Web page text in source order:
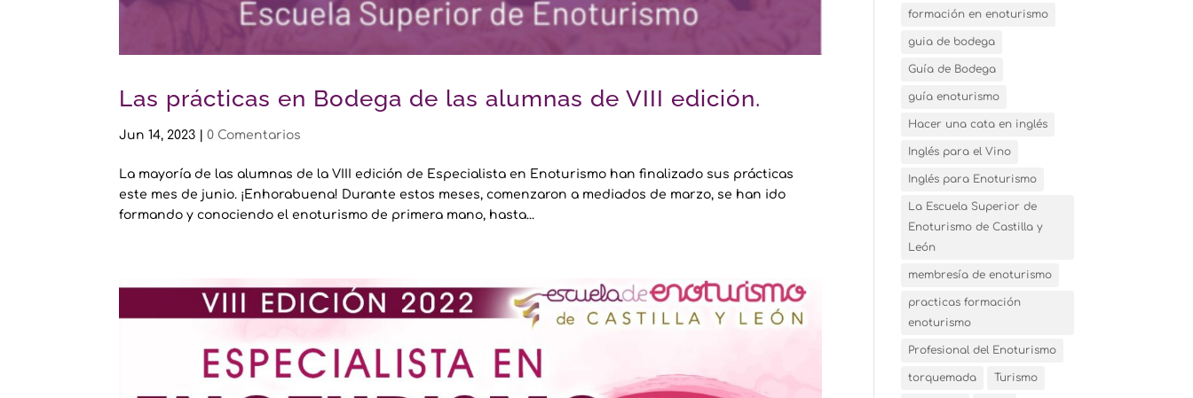
Las prácticas en Bodega de las alumnas de VIII edición.
Jun 14, 2023 |0 Comentarios
La mayoría de las alumnas de la VIII edición de Especialista en Enoturismo han finalizado sus prácticas
este mes de junio. ¡Enhorabuena! Durante estos meses, comenzaron a mediados de marzo, se han ido
formando y conociendo el enoturismo de primera mano, hasta...
formación en enoturismo
guia de bodega
Guía de Bodega
guía enoturismo
Hacer una cata en inglés
Inglés para el Vino
Inglés para Enoturismo
La Escuela Superior de
Enoturismo de Castilla y
León
membresía de enoturismo
practicas formación
enoturismo
Profesional del Enoturismo
torquemada Turismo